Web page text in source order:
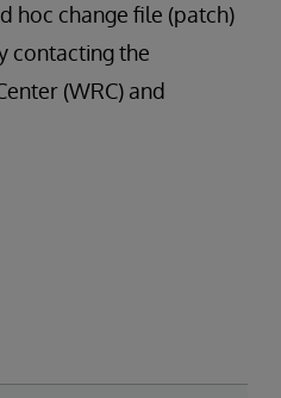
hoc change file (patch)
contacting the
(WRC) and